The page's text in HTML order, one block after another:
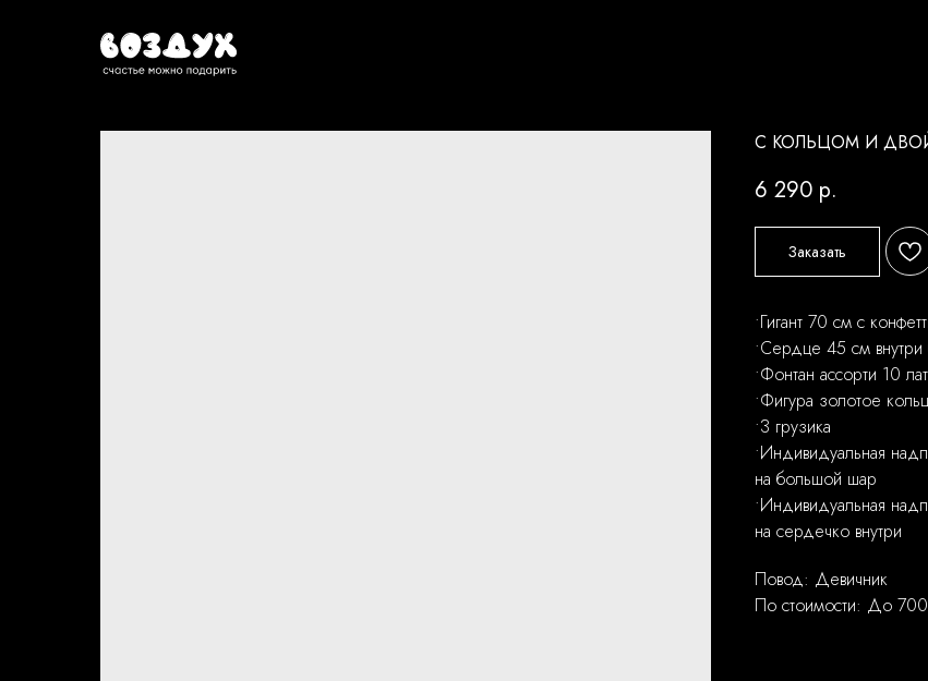
С КОЛЬЦОМ И
6 290 р.
Заказать
•Гигант 70 см с
•Сердце 45 см
•Фонтан ассорти 10
•Фигура золотое
•3 грузика
•Индивидуальная
на большой шар
•Индивидуальная
на сердечко внутри
Повод: Девичник
По стоимости: До